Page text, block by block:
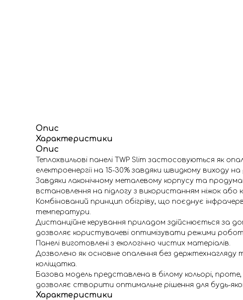
Опис
Характеристики
Опис
Теплохвильові панелі TWP Slim застосовуються як
електроенергії на 15-30% завдяки швидкому виходу
Завдяки лаконічному металевому корпусу та
встановлення на підлогу з використанням ніжок або
Комбінований принцип обігріву, що поєднує
температури.
Дистанційне керування приладом здійснюється за
дозволяє користувачеві оптимізувати режими
Панелі виготовлені з екологічно чистих матеріалів.
Дозволено як основне опалення без держтехнагляду
коліщатка.
Базова модель представлена в білому кольорі,
дозволяє створити оптимальне рішення для будь-
Характеристики